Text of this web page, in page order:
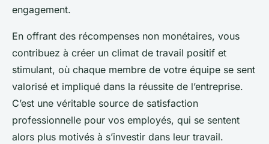
engagement.
En offrant des récompenses non monétaires, vous
contribuez à créer un climat de travail positif et
stimulant, où chaque membre de votre équipe se sent
valorisé et impliqué dans la réussite de l’entreprise.
C’est une véritable source de satisfaction
professionnelle pour vos employés, qui se sentent
alors plus motivés à s’investir dans leur travail.